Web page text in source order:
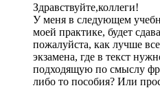
Здравствуйте,коллеги!
У меня в следующем
моей практике, будет
пожалуйста, как лучше
экзамена, где в текст
подходящую по смыслу
либо то пособия? Или